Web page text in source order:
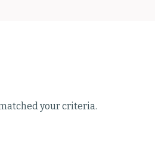
your criteria.